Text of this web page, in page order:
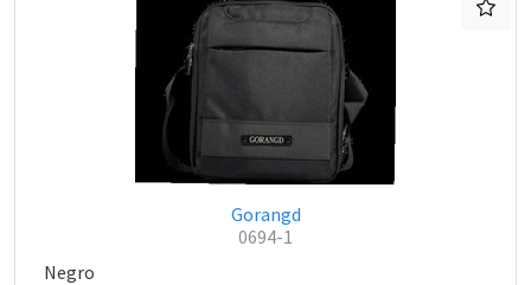
Gorangd
0694-1
Negro